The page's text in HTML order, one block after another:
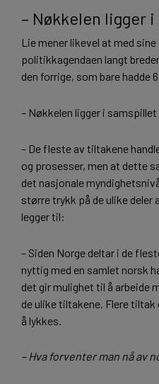
– Nøkkelen ligger
Lie mener likevel at med
politikkagendaen langt
den forrige, som bare hadde
– Nøkkelen ligger i
– De fleste av tiltakene
og prosesser, men at dette
det nasjonale
større trykk på de ulike deler
legger til:
– Siden Norge deltar i de
nyttig med en samlet norsk
det gir mulighet til å arbeide
de ulike tiltakene. Flere
å lykkes.
– Hva forventer man nå av